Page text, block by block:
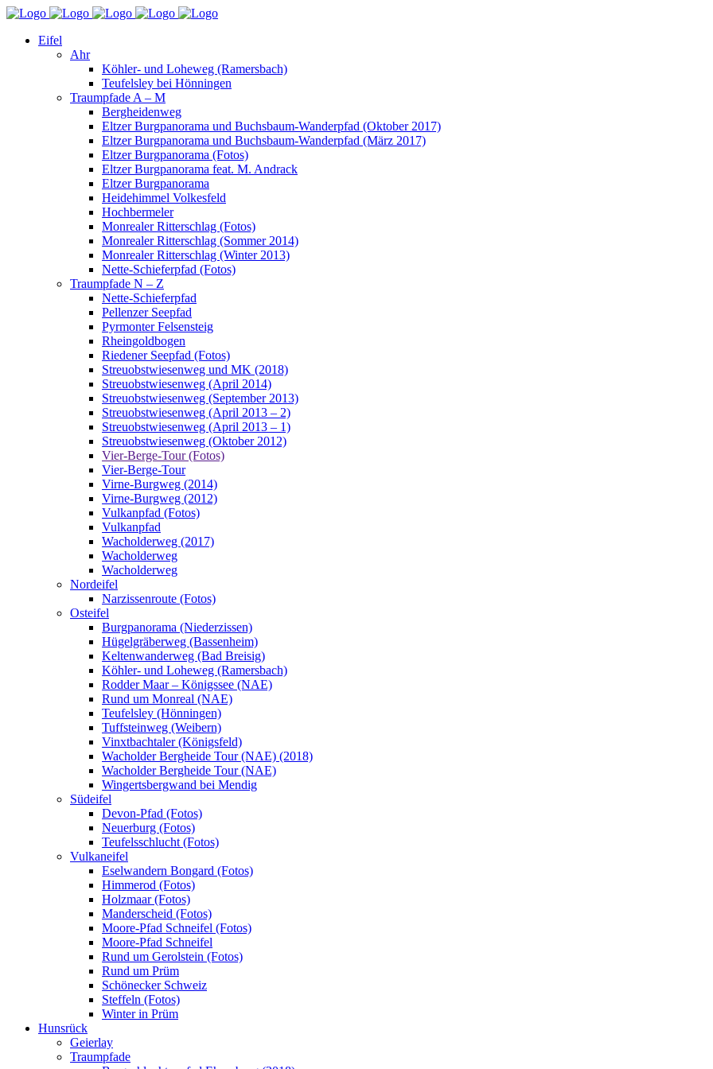
Eifel
Ahr
Köhler- und Loheweg (Ramersbach)
Teufelsley bei Hönningen
Traumpfade A – M
Bergheidenweg
Eltzer Burgpanorama und Buchsbaum-Wanderpfad (Oktober 2017)
Eltzer Burgpanorama und Buchsbaum-Wanderpfad (März 2017)
Eltzer Burgpanorama (Fotos)
Eltzer Burgpanorama feat. M. Andrack
Eltzer Burgpanorama
Heidehimmel Volkesfeld
Hochbermeler
Monrealer Ritterschlag (Fotos)
Monrealer Ritterschlag (Sommer 2014)
Monrealer Ritterschlag (Winter 2013)
Nette-Schieferpfad (Fotos)
Traumpfade N – Z
Nette-Schieferpfad
Pellenzer Seepfad
Pyrmonter Felsensteig
Rheingoldbogen
Riedener Seepfad (Fotos)
Streuobstwiesenweg und MK (2018)
Streuobstwiesenweg (April 2014)
Streuobstwiesenweg (September 2013)
Streuobstwiesenweg (April 2013 – 2)
Streuobstwiesenweg (April 2013 – 1)
Streuobstwiesenweg (Oktober 2012)
Vier-Berge-Tour (Fotos)
Vier-Berge-Tour
Virne-Burgweg (2014)
Virne-Burgweg (2012)
Vulkanpfad (Fotos)
Vulkanpfad
Wacholderweg (2017)
Wacholderweg
Wacholderweg
Nordeifel
Narzissenroute (Fotos)
Osteifel
Burgpanorama (Niederzissen)
Hügelgräberweg (Bassenheim)
Keltenwanderweg (Bad Breisig)
Köhler- und Loheweg (Ramersbach)
Rodder Maar – Königssee (NAE)
Rund um Monreal (NAE)
Teufelsley (Hönningen)
Tuffsteinweg (Weibern)
Vinxtbachtaler (Königsfeld)
Wacholder Bergheide Tour (NAE) (2018)
Wacholder Bergheide Tour (NAE)
Wingertsbergwand bei Mendig
Südeifel
Devon-Pfad (Fotos)
Neuerburg (Fotos)
Teufelsschlucht (Fotos)
Vulkaneifel
Eselwandern Bongard (Fotos)
Himmerod (Fotos)
Holzmaar (Fotos)
Manderscheid (Fotos)
Moore-Pfad Schneifel (Fotos)
Moore-Pfad Schneifel
Rund um Gerolstein (Fotos)
Rund um Prüm
Schönecker Schweiz
Steffeln (Fotos)
Winter in Prüm
Hunsrück
Geierlay
Traumpfade